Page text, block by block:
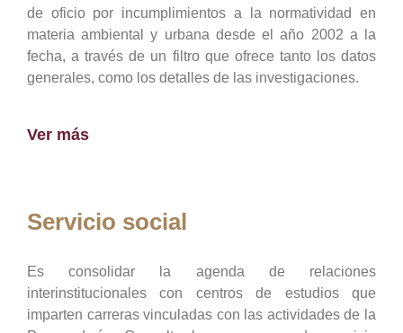
de oficio por incumplimientos a la normatividad en
materia ambiental y urbana desde el año 2002 a la
fecha, a través de un filtro que ofrece tanto los datos
generales, como los detalles de las investigaciones.
Ver más
Servicio social
Es consolidar la agenda de relaciones
interinstitucionales con centros de estudios que
imparten carreras vinculadas con las actividades de la